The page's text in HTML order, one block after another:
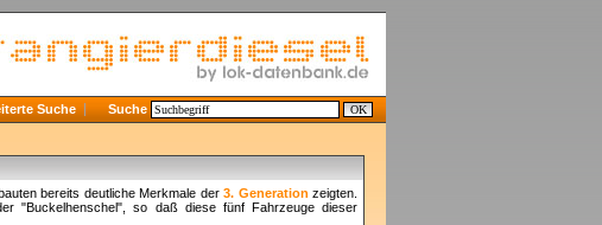
Suche Suche
bereits deutliche Merkmale der3. Generation zeigten.
"Buckelhenschel", so daß diese fünf Fahrzeuge dieser